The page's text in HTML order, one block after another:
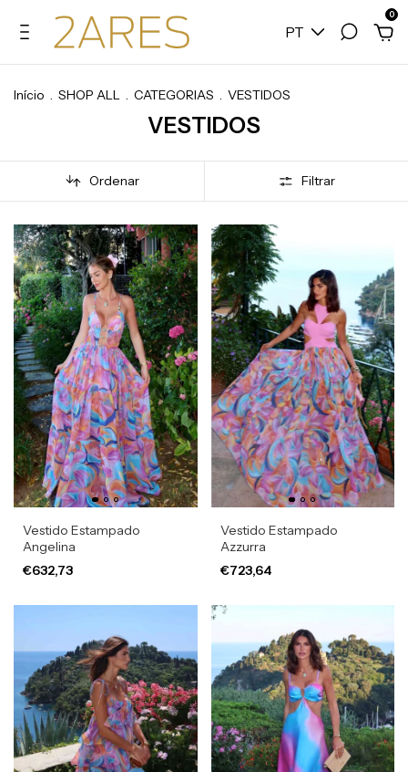
PT
0
Início . SHOP ALL . CATEGORIAS . VESTIDOS
VESTIDOS
Ordenar Filtrar
Vestido Estampado
Angelina
€632,73
Vestido Estampado
Azzurra
€723,64